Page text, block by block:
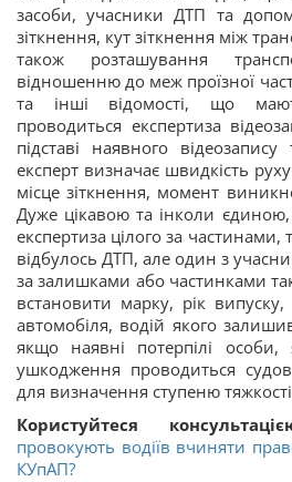
засоби, учасники ДТП та
зіткнення, кут зіткнення між
також розташування
відношенню до меж проїзної
та інші відомості, що
проводиться експертиза
підставі наявного
експерт визначає швидкість
місце зіткнення, момент
Дуже цікавою та інколи
експертиза цілого за
відбулось ДТП, але один з
за залишками або частинками
встановити марку, рік випуску,
автомобіля, водій якого
якщо наявні потерпілі особи,
ушкодження проводиться
для визначення ступеню
Користуйтеся
провокують водіїв вчиняти
КУпАП?